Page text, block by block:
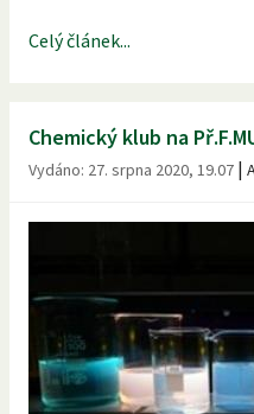
Celý článek...
Chemický klub na
Vydáno: 27. srpna 2020, 19.07 |